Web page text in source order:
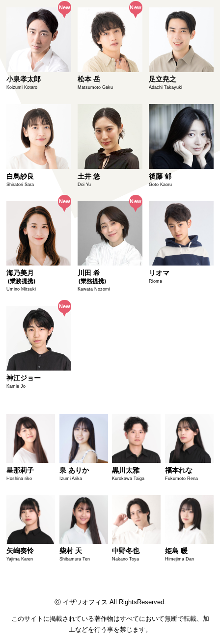
小泉孝太郎
Koizumi Kotaro
松本 岳
Matsumoto Gaku
足立尭之
Adachi Takayuki
白鳥紗良
Shiratori Sara
土井 悠
Doi Yu
後藤 郁
Goto Kaoru
海乃美月
(業務提携)
Umino Mitsuki
川田 希
(業務提携)
Kawata Nozomi
リオマ
Rioma
神江ジョー
Kamie Jo
星那莉子
Hoshina riko
泉 ありか
Izumi Arika
黒川太雅
Kurokawa Taiga
福本れな
Fukumoto Rena
矢嶋奏怜
Yajima Karen
柴村 天
Shibamura Ten
中野冬也
Nakano Toya
姫島 暖
Himejima Dan
ⓒ イザワオフィス All RightsReserved.
このサイトに掲載されている著作物はすべてにおいて無断で転載、加
工などを行う事を禁じます。